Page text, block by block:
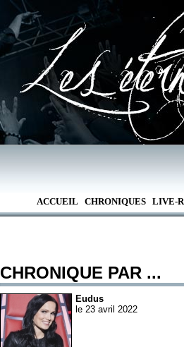
ACCUEIL CHRONIQUES LIVE-
CHRONIQUE PAR ...
Eudus
le 23 avril 2022